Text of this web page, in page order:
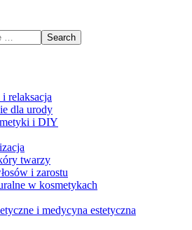
relaksacja
dla urody
i DIY
twarzy
i zarostu
w kosmetykach
i medycyna estetyczna